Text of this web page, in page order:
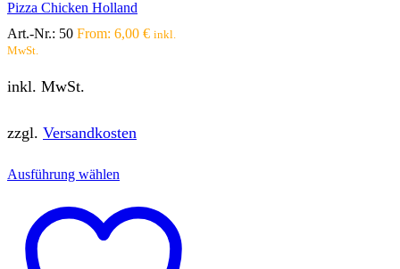
Pizza Chicken Holland
Art.-Nr.: 50 From: 6,00 € inkl.
MwSt.
inkl. MwSt.
zzgl. Versandkosten
Ausführung wählen
weist
mehrere
Varianten